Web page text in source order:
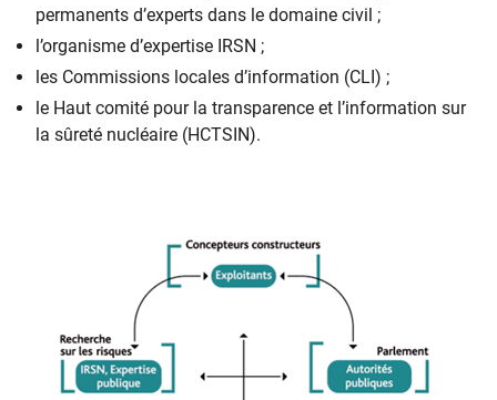
permanents d’experts dans le domaine civil ;
l’organisme d’expertise IRSN ;
les Commissions locales d’information (CLI) ;
le Haut comité pour la transparence et l’information sur
la sûreté nucléaire (HCTSIN).